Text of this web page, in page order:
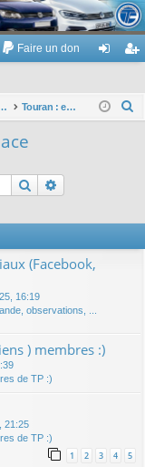
Touran
Faire un don
ne nr
électriques et électroniques Touran : essuie-glaces et lave-glace
c
Rechercher
(Facebook,
16:19
observations, ...
) membres :)
de TP :)
21:25
de TP :)
1 2 3 4 5